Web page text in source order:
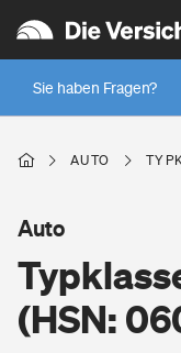
Sie haben Fragen?
Wer versichert was:
Regionalklassen: So
Wer versichert was:
Wohnen
AUTO
(HSN:
Auto